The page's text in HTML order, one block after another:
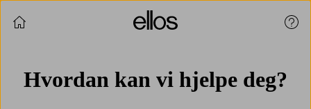
Fortsett å handle
Hvordan kan vi hjelpe deg?